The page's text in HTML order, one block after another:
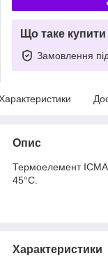
Що таке
Замовлення
Опис
Термоелемент ICMA
45°С.
Характеристики